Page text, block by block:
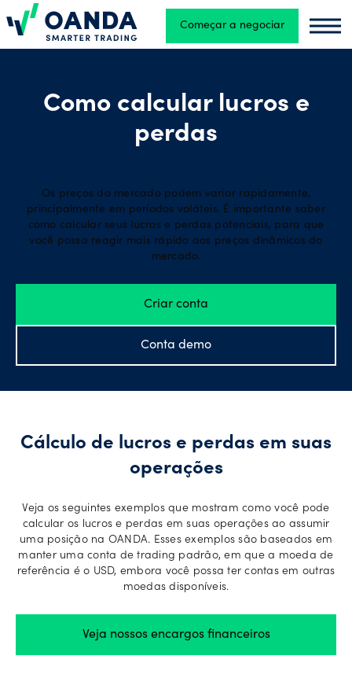
Oanda Começar a negociar
Ferramentas
e recursos
mais
Language
Como calcular lucros e
perdas
Os preços do mercado podem variar rapidamente,
principalmente em períodos voláteis. É importante saber
como calcular seus lucros e perdas potenciais, para que
você possa reagir mais rápido aos preços dinâmicos do
mercado.
Criar conta
Conta demo
Cálculo de lucros e perdas em suas
operações
Veja os seguintes exemplos que mostram como você pode
calcular os lucros e perdas em suas operações ao assumir
uma posição na OANDA. Esses exemplos são baseados em
manter uma conta de trading padrão, em que a moeda de
referência é o USD, embora você possa ter contas em outras
moedas disponíveis.
Veja nossos encargos financeiros